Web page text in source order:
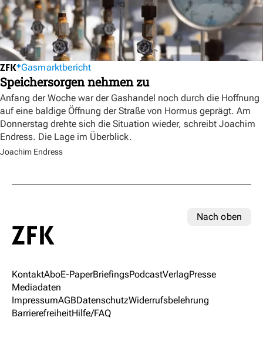
Gasmarktbericht
Speichersorgen nehmen zu
Anfang der Woche war der Gashandel noch durch die Hoffnung
auf eine baldige Öffnung der Straße von Hormus geprägt. Am
Donnerstag drehte sich die Situation wieder, schreibt Joachim
Endress. Die Lage im Überblick.
Joachim Endress
Nach oben
KontaktAboE-PaperBriefingsPodcastVerlagPresse
Mediadaten
ImpressumAGBDatenschutzWiderrufsbelehrung
BarrierefreiheitHilfe/FAQ